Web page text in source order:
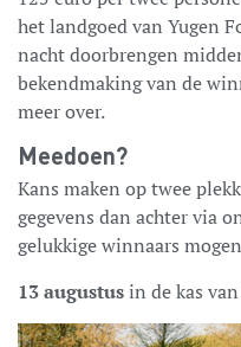
het landgoed van Yugen
nacht doorbrengen
bekendmaking van de
meer over.
Meedoen?
Kans maken op twee
gegevens dan achter via
gelukkige winnaars
13 augustusin de kas van